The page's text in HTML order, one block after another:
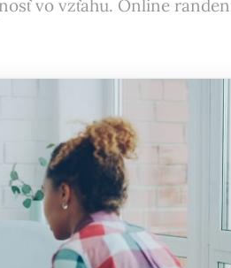
vo vzťahu. Online